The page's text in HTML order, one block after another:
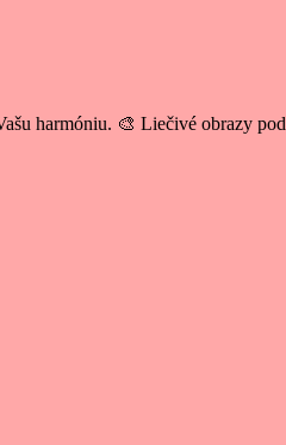
harmóniu. 🎨 Liečivé obrazy